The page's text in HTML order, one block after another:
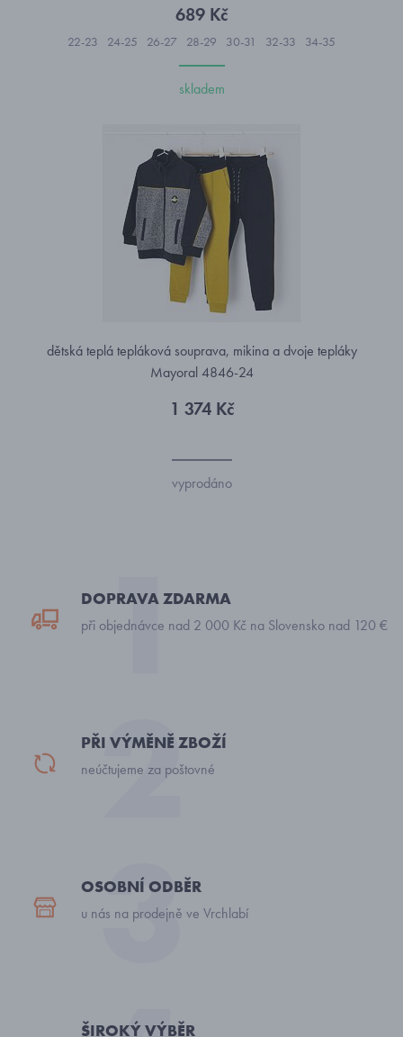
689 Kč
22-23 24-25 26-27 28-29 30-31 32-33 34-35
skladem
dětská teplá tepláková souprava, mikina a dvoje tepláky
Mayoral 4846-24
1 374 Kč
vyprodáno
DOPRAVA ZDARMA
při objednávce nad 2 000 Kč na Slovensko nad 120 €
PŘI VÝMĚNĚ ZBOŽÍ
neúčtujeme za poštovné
OSOBNÍ ODBĚR
u nás na prodejně ve Vrchlabí
ŠIROKÝ VÝBĚR